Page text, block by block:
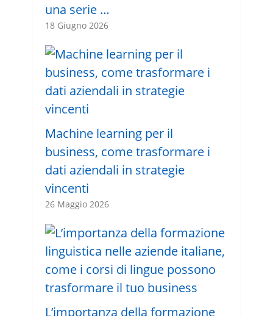
una serie …
18 Giugno 2026
Machine learning per il
business, come trasformare i
dati aziendali in strategie
vincenti
26 Maggio 2026
L’importanza della formazione